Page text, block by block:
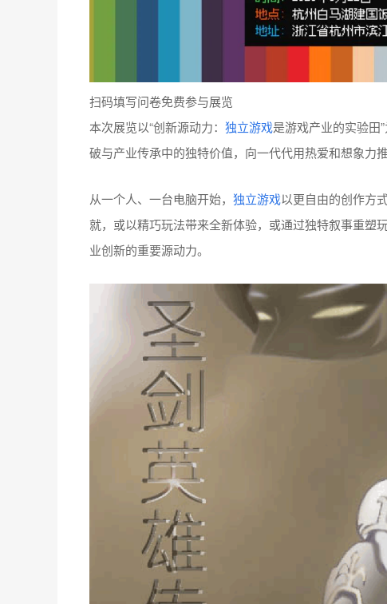
扫码填写问卷免费参与展览
本次展览以“创新源动力： 独立游戏是游戏产业的实验田
破与产业传承中的独特价值，向一代代用热爱和想象力
从一个人、一台电脑开始， 独立游戏以更自由的创作方
就，或以精巧玩法带来全新体验，或通过独特叙事重塑
业创新的重要源动力。